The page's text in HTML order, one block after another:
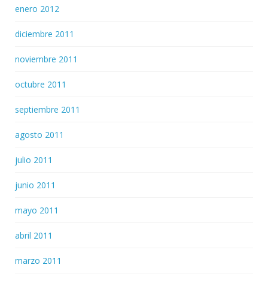
enero 2012
diciembre 2011
noviembre 2011
octubre 2011
septiembre 2011
agosto 2011
julio 2011
junio 2011
mayo 2011
abril 2011
marzo 2011